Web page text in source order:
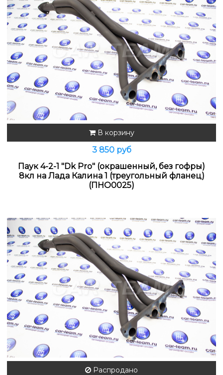
В корзину
3 850 руб
Паук 4-2-1 "Dk Pro" (окрашенный, без гофры)
8кл на Лада Калина 1 (треугольный фланец)
(ПНО0025)
Распродано